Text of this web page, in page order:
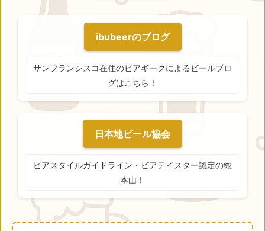
ibubeerのブログ
サンフランシスコ在住のビアギークによるビールブロ
グはこちら！
日本地ビール協会
ビアスタイルガイドライン・ビアテイスター認定の総
本山！